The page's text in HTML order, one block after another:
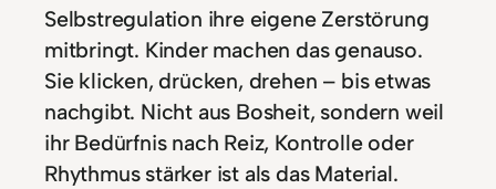
Selbstregulation ihre eigene Zerstörung
mitbringt. Kinder machen das genauso.
Sie klicken, drücken, drehen – bis etwas
nachgibt. Nicht aus Bosheit, sondern weil
ihr Bedürfnis nach Reiz, Kontrolle oder
Rhythmus stärker ist als das Material.